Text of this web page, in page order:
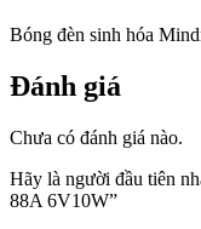
Bóng đèn sinh hóa
Đánh giá
Chưa có đánh giá nào.
Hãy là người đầu tiên
88A 6V10W”